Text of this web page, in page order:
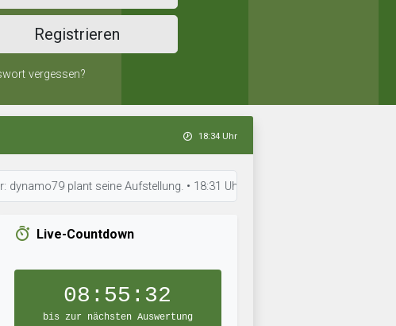
Registrieren
vergessen?
18:34 Uhr
plant seine Aufstellung. • 18:31 Uhr: FC Taraclia ist in Topform. • 18:30
Live-Countdown
08:55:31
bis zur nächsten Auswertung